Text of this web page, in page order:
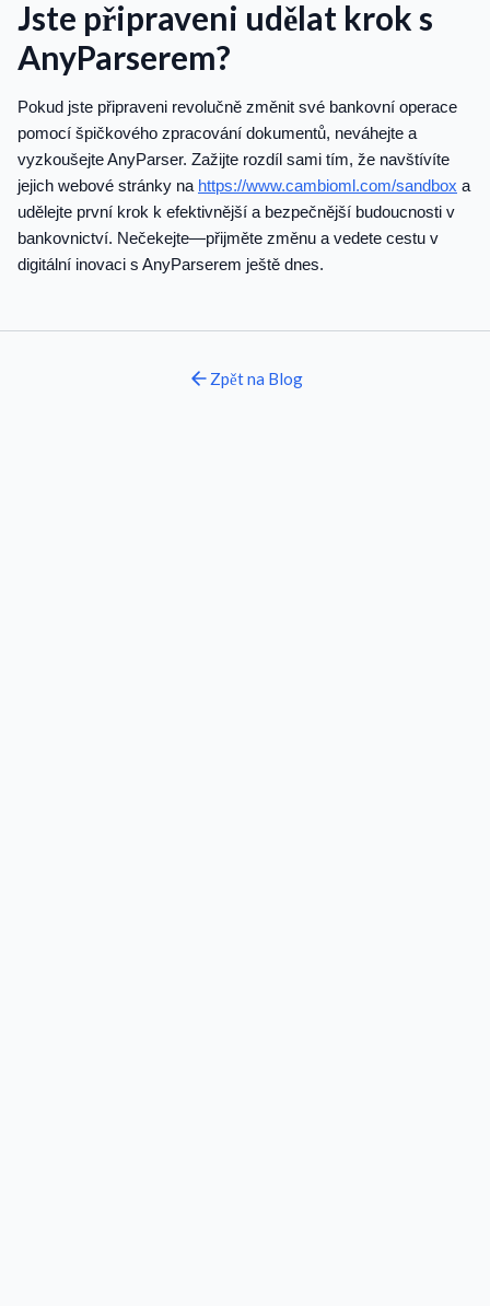
Jste připraveni udělat krok s
AnyParserem?
Pokud jste připraveni revolučně změnit své bankovní operace
pomocí špičkového zpracování dokumentů, neváhejte a
vyzkoušejte AnyParser. Zažijte rozdíl sami tím, že navštívíte
jejich webové stránky na https://www.cambioml.com/sandbox a
udělejte první krok k efektivnější a bezpečnější budoucnosti v
bankovnictví. Nečekejte—přijměte změnu a vedete cestu v
digitální inovaci s AnyParserem ještě dnes.
Zpět na Blog